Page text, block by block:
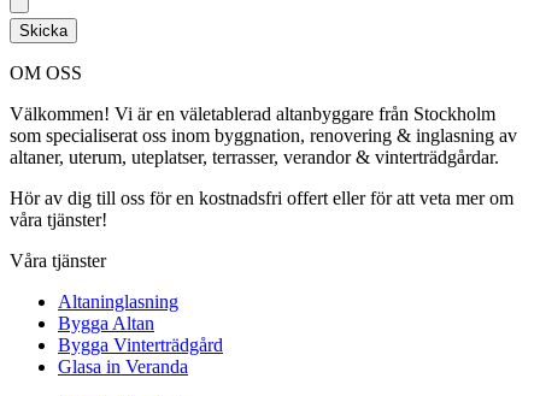
Skicka
OM OSS
Välkommen! Vi är en väletablerad altanbyggare från Stockholm
som specialiserat oss inom byggnation, renovering & inglasning av
altaner, uterum, uteplatser, terrasser, verandor & vinterträdgårdar.
Hör av dig till oss för en kostnadsfri offert eller för att veta mer om
våra tjänster!
Våra tjänster
Altaninglasning
Bygga Altan
Bygga Vinterträdgård
Glasa in Veranda